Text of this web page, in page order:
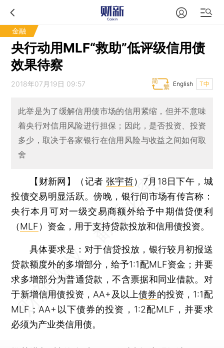
金融
央行动用MLF“救助”低评级信用债
效果待察
2018年07月19日 09:57 T中
English
此举是为了缓解信用债市场的信用紧缩，但并不意味
着央行对信用风险进行担保；因此，是否投资、投资
多少，取决于各家银行在信用风险与收益之间如何取
舍
【财新网】（记者张宇哲） 7月18日下午，城
投债交易明显活跃。傍晚，银行间市场有传言称：
央行本月可对一级交易商额外给予中期借贷便利
（MLF）资金，用于支持贷款投放和信用债投资。
具体要求是：对于信贷投放，银行较月初报送
贷款额度外的多增部分，给予1:1配MLF资金；并要
求多增部分为普通贷款，不含票据和同业借款。对
于新增信用债投资，AA+及以上债券的投资，1:1配
MLF；AA+以下债券的投资，1:2配MLF，并要求
必须为产业类信用债。